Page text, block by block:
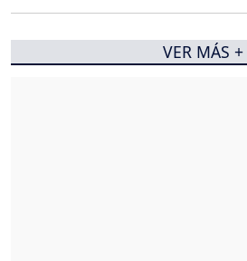
VER MÁS +